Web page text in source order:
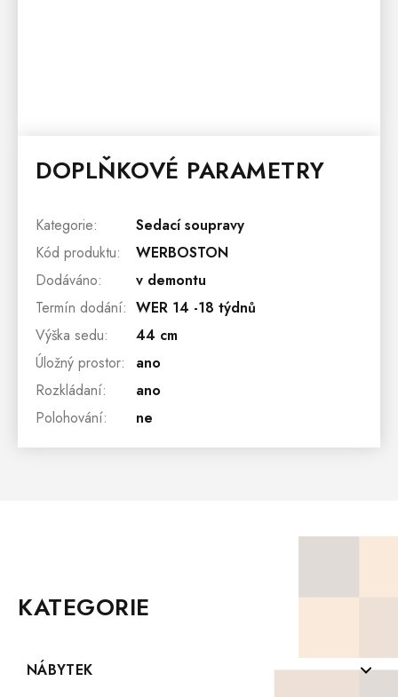
DOPLŇKOVÉ PARAMETRY
Kategorie:
Sedací soupravy
Kód produktu:
WERBOSTON
Dodáváno:
v demontu
Termín dodání: WER 14 -18 týdnů
Výška sedu:
44 cm
Úložný prostor:
ano
Rozkládaní:
ano
Polohování: ne
KATEGORIE
NÁBYTEK